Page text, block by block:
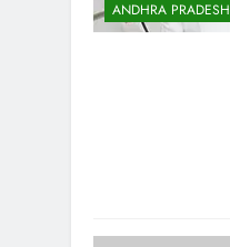
ANDHRA PRADESH